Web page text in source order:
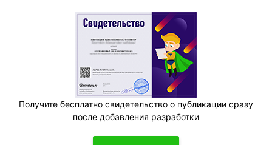
Получите бесплатно свидетельство о публикации сразу
после добавления разработки